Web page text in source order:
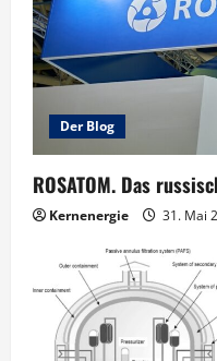
Der Blog
ROSATOM. Das
Kernenergie 31. Mai